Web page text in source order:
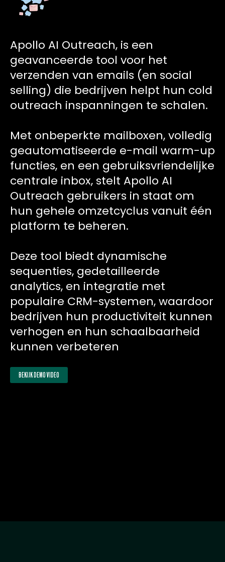
Apollo AI Outreach, is een
geavanceerde tool voor het
verzenden van emails (en social
selling) die bedrijven helpt hun cold
outreach inspanningen te schalen.
Met onbeperkte mailboxen, volledig
geautomatiseerde e-mail warm-up
functies, en een gebruiksvriendelijke
centrale inbox, stelt Apollo AI
Outreach gebruikers in staat om
hun gehele omzetcyclus vanuit één
platform te beheren.
Deze tool biedt dynamische
sequenties, gedetailleerde
analytics, en integratie met
populaire CRM-systemen, waardoor
bedrijven hun productiviteit kunnen
verhogen en hun schaalbaarheid
kunnen verbeteren
BEKIJK DEMO VIDEO